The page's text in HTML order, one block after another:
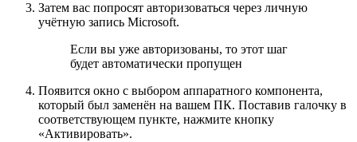
Затем вас попросят авторизоваться через личную
учётную запись Microsoft.
Если вы уже авторизованы, то этот шаг
будет автоматически пропущен
Появится окно с выбором аппаратного компонента,
который был заменён на вашем ПК. Поставив галочку в
соответствующем пункте, нажмите кнопку
«Активировать».